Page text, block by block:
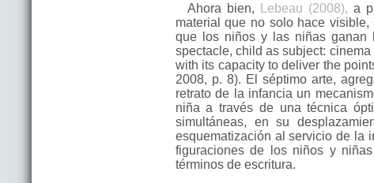
Ahora bien, Lebeau (2008), a
material que no solo hace
que los niños y las niñas ganan
spectacle, child as subject:
with its capacity to deliver the
2008, p. 8). El séptimo arte,
retrato de la infancia un
niña a través de una técnica
simultáneas, en su
esquematización al servicio de la
figuraciones de los niños y
términos de escritura.